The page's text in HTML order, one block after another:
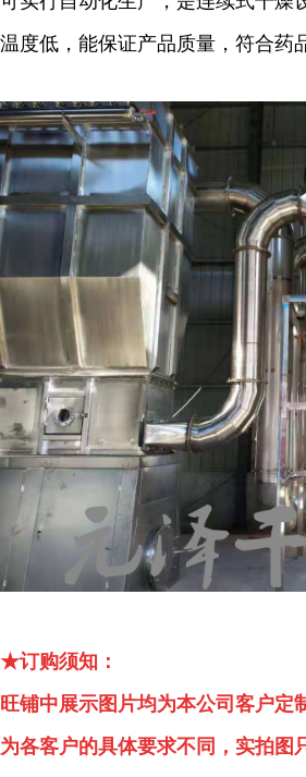
温度低，能保证产品质量，符合药
★订购须知：
旺铺中展示图片均为本公司客户定
为各客户的具体要求不同，实拍图